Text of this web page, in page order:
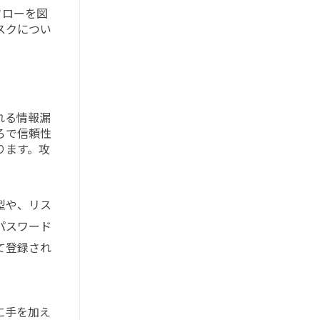
ーを図
クについ
る情報漏
で信頼性
ます。攻
や、リス
スワード
登録され
手を加え